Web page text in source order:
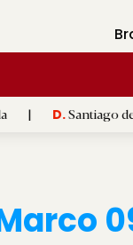
de Compostela